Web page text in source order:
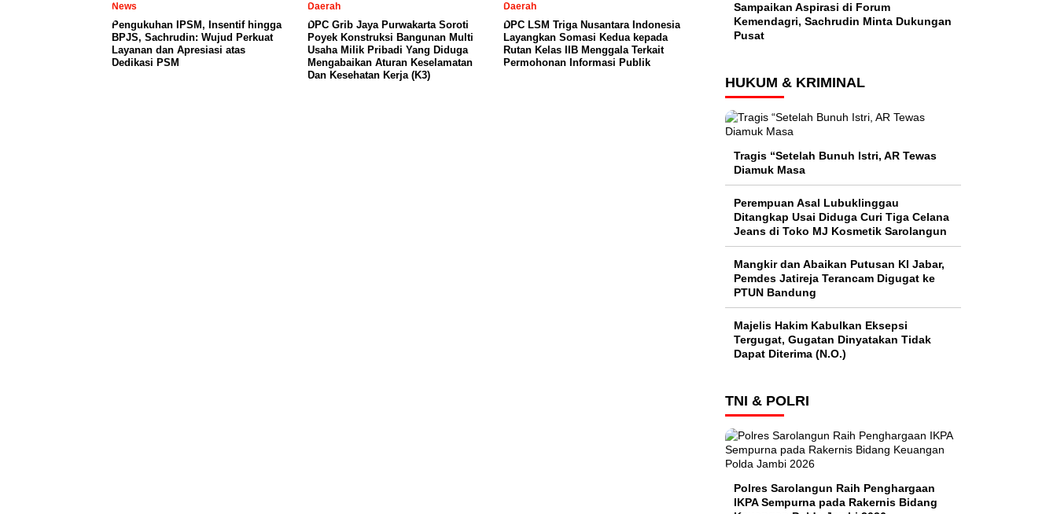
News
Pengukuhan IPSM, Insentif hingga
BPJS, Sachrudin: Wujud Perkuat
Layanan dan Apresiasi atas
Dedikasi PSM
Daerah
DPC Grib Jaya Purwakarta Soroti
Poyek Konstruksi Bangunan Multi
Usaha Milik Pribadi Yang Diduga
Mengabaikan Aturan Keselamatan
Dan Kesehatan Kerja (K3)
Daerah
DPC LSM Triga Nusantara Indonesia
Layangkan Somasi Kedua kepada
Rutan Kelas IIB Menggala Terkait
Permohonan Informasi Publik
Sampaikan Aspirasi di Forum
Kemendagri, Sachrudin Minta Dukungan
Pusat
HUKUM & KRIMINAL
Tragis “Setelah Bunuh Istri, AR Tewas
Diamuk Masa
Perempuan Asal Lubuklinggau
Ditangkap Usai Diduga Curi Tiga Celana
Jeans di Toko MJ Kosmetik Sarolangun
Mangkir dan Abaikan Putusan KI Jabar,
Pemdes Jatireja Terancam Digugat ke
PTUN Bandung
Majelis Hakim Kabulkan Eksepsi
Tergugat, Gugatan Dinyatakan Tidak
Dapat Diterima (N.O.)
TNI & POLRI
Polres Sarolangun Raih Penghargaan
IKPA Sempurna pada Rakernis Bidang